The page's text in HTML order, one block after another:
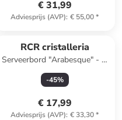
€ 31,99
Adviesprijs (AVP): € 55,00*
RCR cristalleria
Serveerbord "Arabesque" - Ø
30 cm
-45%
€ 17,99
Adviesprijs (AVP): € 33,30*